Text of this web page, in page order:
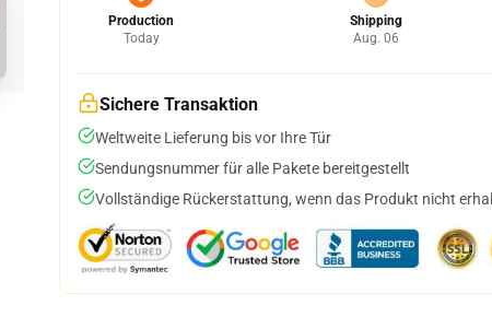
Production
Today
Shipping
Aug. 06
Sichere Transaktion
Weltweite Lieferung bis vor Ihre Tür
Sendungsnummer für alle Pakete bereitgestellt
Vollständige Rückerstattung, wenn das Produkt nicht